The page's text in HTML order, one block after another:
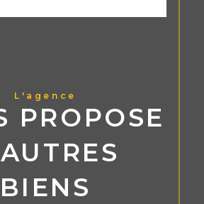
L'agence
PROPOSE
BIENS